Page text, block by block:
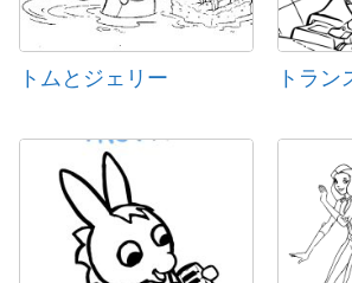
トムとジェリー トラン